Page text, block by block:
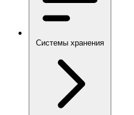
Системы хранения